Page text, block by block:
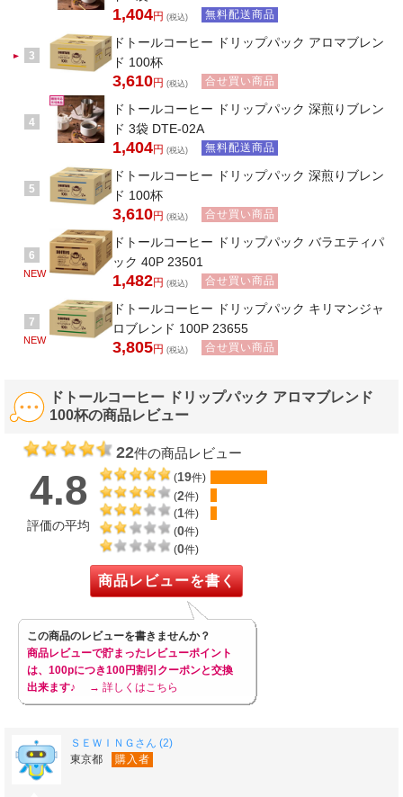
1,404円 (税込) 無料配送商品
3
ドトールコーヒー ドリップパック アロマブレン
ド 100杯
3,610円 (税込) 合せ買い商品
4
ドトールコーヒー ドリップパック 深煎りブレン
ド 3袋 DTE-02A
1,404円 (税込) 無料配送商品
5
ドトールコーヒー ドリップパック 深煎りブレン
ド 100杯
3,610円 (税込) 合せ買い商品
6
NEW
ドトールコーヒー ドリップパック バラエティパ
ック 40P 23501
1,482円 (税込) 合せ買い商品
7
NEW
ドトールコーヒー ドリップパック キリマンジャ
ロブレンド 100P 23655
3,805円 (税込) 合せ買い商品
ドトールコーヒー ドリップパック アロマブレンド
100杯の商品レビュー
22件の商品レビュー
4.8
評価の平均
(19件)
(2件)
(1件)
(0件)
(0件)
商品レビューを書く
この商品のレビューを書きませんか？
商品レビューで貯まったレビューポイント
は、100pにつき100円割引クーポンと交換
出来ます♪
→ 詳しくはこちら
ＳＥＷＩＮＧさん (2)
東京都
購入者